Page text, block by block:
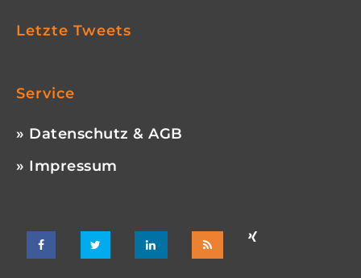
Letzte Tweets
Service
» Datenschutz & AGB
» Impressum